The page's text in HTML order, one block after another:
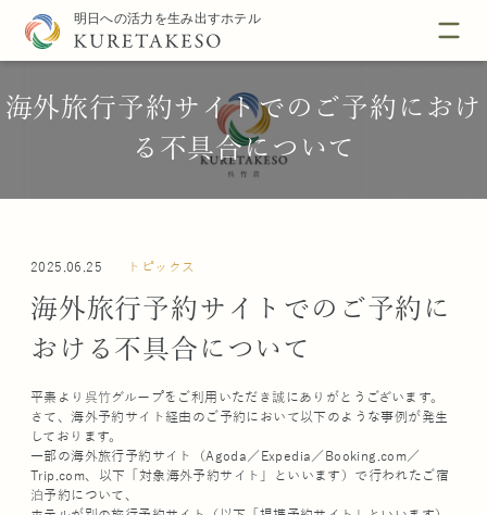
海外旅行予約サイトでのご予約におけ
る不具合について
2025.06.25 トピックス
海外旅行予約サイトでのご予約に
おける不具合について
平素より呉竹グループをご利用いただき誠にありがとうございます。
さて、海外予約サイト経由のご予約において以下のような事例が発生
しております。
一部の海外旅行予約サイト（Agoda／Expedia／Booking.com／
Trip.com、以下「対象海外予約サイト」といいます）で行われたご宿
泊予約について、